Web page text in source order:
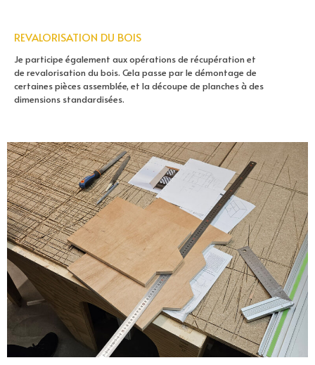
REVALORISATION DU BOIS
Je participe également aux opérations de récupération et
de revalorisation du bois. Cela passe par le démontage de
certaines pièces assemblée, et la découpe de planches à des
dimensions standardisées.